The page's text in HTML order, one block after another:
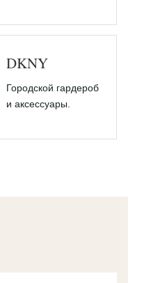
DKNY
Городской гардероб
и аксессуары.